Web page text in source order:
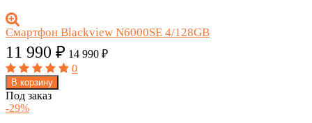
Смартфон Blackview N6000SE 4/128GB
11 990 ₽ 14 990 ₽
0
В корзину
Под заказ
-29%